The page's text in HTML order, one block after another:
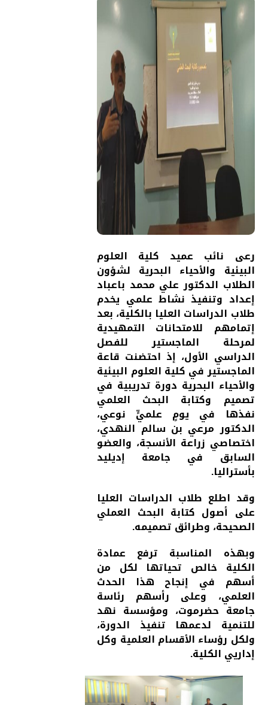
رعى نائب عميد كلية العلوم
البيئية والأحياء البحرية لشؤون
الطلاب الدكتور علي محمد باعباد
إعداد وتنفيذ نشاط علمي يخدم
طلاب الدراسات العليا بالكلية، بعد
إتمامهم للامتحانات التمهيدية
لمرحلة الماجستير للفصل
الدراسي الأول، إذ احتضنت قاعة
الماجستير في كلية العلوم البيئية
والأحياء البحرية دورة تدريبية في
تصميم وكتابة البحث العلمي
نفذها في يومٍ علميٍّ نوعي،
الدكتور مرعي بن سالم النهدي،
اختصاصي زراعة الأنسجة، والعضو
السابق في جامعة إديليد
بأستراليا.
وقد اطلع طلاب الدراسات العليا
على أصول كتابة البحث العملي
الصحيحة، وطرائق تصميمه.
وبهذه المناسبة ترفع عمادة
الكلية خالص تحياتها لكل من
أسهم في إنجاح هذا الحدث
العلمي، وعلى رأسهم رئاسة
جامعة حضرموت، ومؤسسة نهد
للتنمية لدعمها تنفيذ الدورة،
ولكل رؤساء الأقسام العلمية وكل
إداريي الكلية.